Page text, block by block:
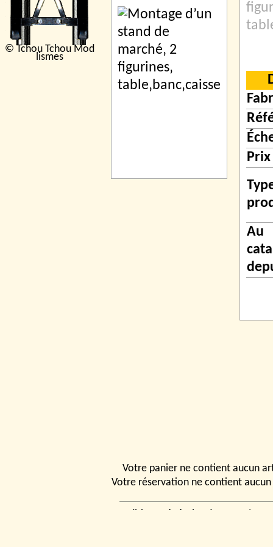
© Tchou Tchou Mod
lismes
Prix
Au
Votre panier ne contient aucun
Votre réservation ne contient